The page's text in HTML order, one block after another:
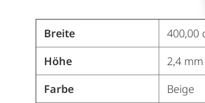
Breite
400,00
Höhe
2,4 mm
Farbe
Beige